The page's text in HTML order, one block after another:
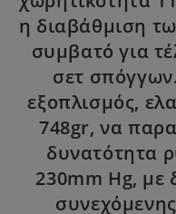
η διαβάθμιση
συμβατό για
σετ
εξοπλισμός,
748gr, να
δυνατότητα
230mm Hg, με